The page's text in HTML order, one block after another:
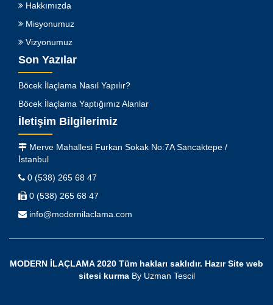
Hakkımızda
Misyonumuz
Vizyonumuz
Son Yazılar
Böcek İlaçlama Nasıl Yapılır?
Böcek İlaçlama Yaptığımız Alanlar
İletişim Bilgilerimiz
Merve Mahallesi Furkan Sokak No:7A Sancaktepe /
İstanbul
0 (538) 265 68 47
0 (538) 265 68 47
info@modernilaclama.com
MODERN İLAÇLAMA 2020 Tüm hakları saklıdır. Hazır Site web
sitesi kurma By Uzman Tescil